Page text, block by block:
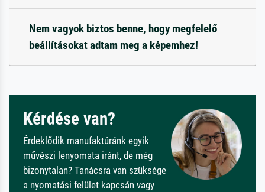
Nem vagyok biztos benne, hogy megfelelő
beállításokat adtam meg a képemhez!
Kérdése van?
Érdeklődik manufaktúránk egyik
művészi lenyomata iránt, de még
bizonytalan? Tanácsra van szüksége
a nyomatási felület kapcsán vagy